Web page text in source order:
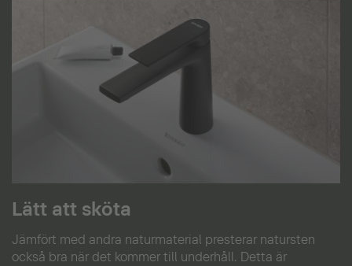
Lätt att sköta
Jämfört med andra naturmaterial presterar natursten
också bra när det kommer till underhåll. Detta är